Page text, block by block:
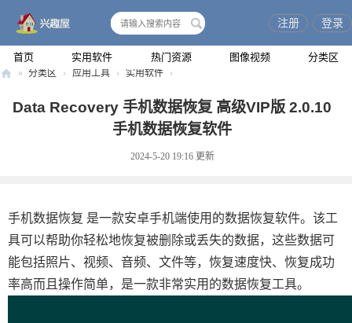
首页 实用软件 热门资源 图像视频 分类区
注册 登录
» 分类区 › 应用工具 › 实用软件 ›
Data Recovery 手机数据恢复 高级VIP版 2.0.10
手机数据恢复软件
2024-5-20 19:16 更新
手机数据恢复 是一款安卓手机端使用的数据恢复软件。该工
具可以帮助你轻松地恢复被删除或丢失的数据，这些数据可
能包括照片、视频、音频、文件等，恢复速度快、恢复成功
率高而且操作简单，是一款非常实用的数据恢复工具。